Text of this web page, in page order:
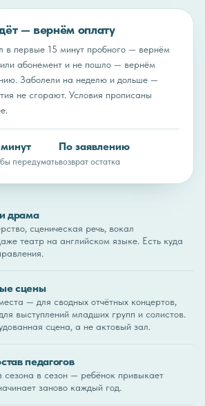
— вернём оплату
в первые 15 минут пробного — вернём
абонемент и не пошло — вернём
Заболели на неделю и дольше —
не сгорают. Условия прописаны
передумать
По заявлению
возврат остатка
драма
сценическая речь, вокал
театр на английском языке. Есть куда
сцены
— для сводных отчётных концертов,
выступлений младших групп и солистов.
сцена, а не актовый зал.
педагогов
сезона в сезон — ребёнок привыкает
заново каждый год.